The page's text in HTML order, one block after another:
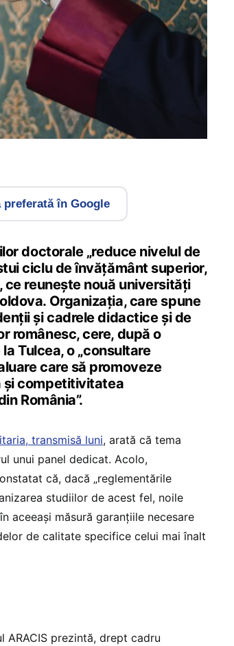
preferată în Google
doctorale „reduce nivelul de
ciclu de învățământ superior,
reunește nouă universități
Organizația, care spune
și cadrele didactice și de
românesc, cere, după o
Tulcea, o „consultare
care să promoveze
și competitivitatea
România”.
transmisă luni, arată că tema
unui panel dedicat. Acolo,
că, dacă „reglementările
studiilor de acest fel, noile
aceeași măsură garanțiile necesare
de calitate specifice celui mai înalt
ARACIS prezintă, drept cadru